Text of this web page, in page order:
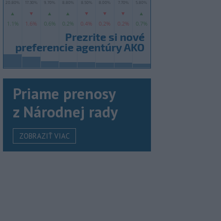
Priame prenosy
z Národnej rady
ZOBRAZIŤ VIAC